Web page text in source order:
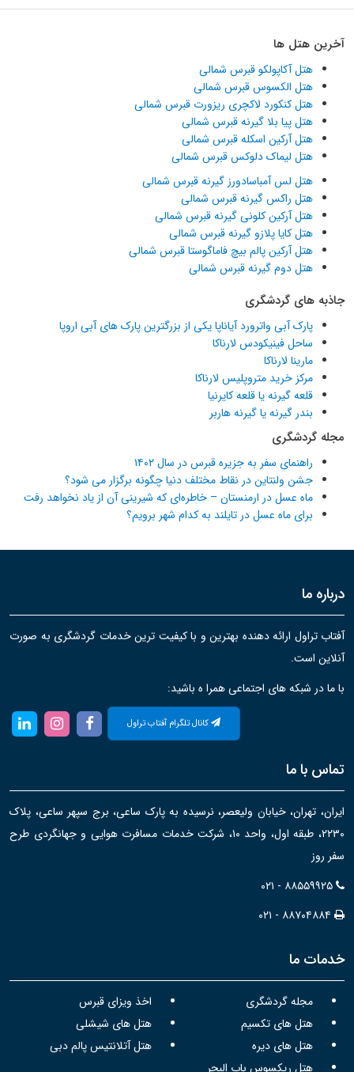
آخرین هتل ها
هتل آکاپولکو قبرس شمالی
هتل الکسوس قبرس شمالی
هتل کنکورد لاکچری ریزورت قبرس شمالی
هتل پیا بلا گیرنه قبرس شمالی
هتل آرکین اسکله قبرس شمالی
هتل لیماک دلوکس قبرس شمالی
هتل لس آمباسادورز گیرنه قبرس شمالی
هتل راکس گیرنه قبرس شمالی
هتل آرکین کلونی گیرنه قبرس شمالی
هتل کایا پلازو گیرنه قبرس شمالی
هتل آرکین پالم بیچ فاماگوستا قبرس شمالی
هتل دوم گیرنه قبرس شمالی
جاذبه های گردشگری
پارک آبی واترورد آیاناپا یکی از بزرگترین پارک های آبی اروپا
ساحل فینیکودس لارناکا
مارینا لارناکا
مرکز خرید متروپلیس لارناکا
قلعه گیرنه یا قلعه کایرنیا
بندر گیرنه یا گیرنه هاربر
مجله گردشگری
راهنمای سفر به جزیره قبرس در سال ۱۴۰۲
جشن ولنتاین در نقاط مختلف دنیا چگونه برگزار می شود؟
ماه عسل در ارمنستان – خاطره‌ای که شیرینی آن از یاد نخواهد رفت
برای ماه عسل در تایلند به کدام شهر برویم؟
درباره ما
آفتاب تراول ارائه دهنده بهترین و با کیفیت ترین خدمات گردشگری به صورت
آنلاین است.
با ما در شبکه های اجتماعی همرا ه باشید:
کانال تلگرام آفتاب تراول
تماس با ما
ایران، تهران، خیابان ولیعصر، نرسیده به پارک ساعی، برج سپهر ساعی، پلاک
۲۲۳۰، طبقه اول، واحد ۱۰، شرکت خدمات مسافرت هوایی و جهانگردی طرح
سفر روز
۰۲۱ - ۸۸۵۵۹۹۲۵
۰۲۱ - ۸۸۷۰۴۸۸۴
خدمات ما
مجله گردشگری
اخذ ویزای قبرس
هتل های تکسیم
هتل های شیشلی
هتل های دیره
هتل آتلانتیس پالم دبی
هتل ریکسوس باب البحر